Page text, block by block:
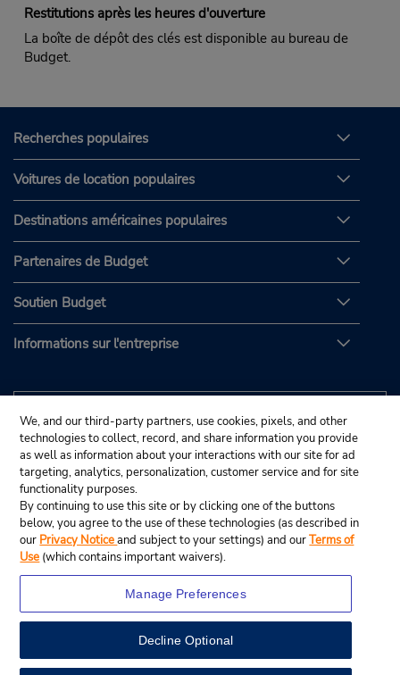
Restitutions après les heures d'ouverture
La boîte de dépôt des clés est disponible au bureau de
Budget.
Recherches populaires
Voitures de location populaires
Destinations américaines populaires
Partenaires de Budget
Soutien Budget
Informations sur l'entreprise
© Budget Rent A Car System, Inc., 2025.
We, and our third-party partners, use cookies, pixels, and other
technologies to collect, record, and share information you provide
as well as information about your interactions with our site for ad
targeting, analytics, personalization, customer service and for site
functionality purposes.
By continuing to use this site or by clicking one of the buttons
below, you agree to the use of these technologies (as described in
our Privacy Noticeand subject to your settings) and ourTerms of
Use (which contains important waivers).
Manage Preferences
Decline Optional